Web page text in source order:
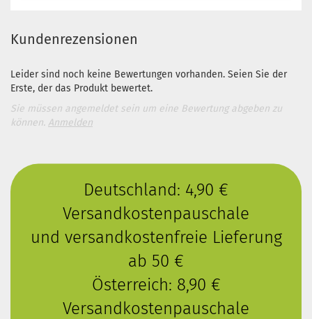
Kundenrezensionen
Leider sind noch keine Bewertungen vorhanden. Seien Sie der
Erste, der das Produkt bewertet.
Sie müssen angemeldet sein um eine Bewertung abgeben zu
können. Anmelden
Deutschland: 4,90 €
Versandkostenpauschale
und versandkostenfreie Lieferung
ab 50 €
Österreich: 8,90 €
Versandkostenpauschale